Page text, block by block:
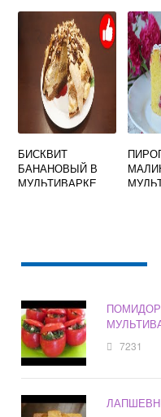
БИСКВИТ
БАНАНОВЫЙ В
МУЛЬТИВАРКЕ
7231